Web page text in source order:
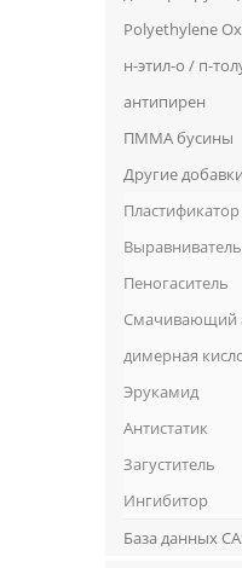
Polyethylene
н-этил-о / п-
антипирен
ПММА бусины
Другие добавки
Пластификатор
Выравниватель
Пеногаситель
Смачивающий
димерная
Эрукамид
Антистатик
Загуститель
Ингибитор
База данных